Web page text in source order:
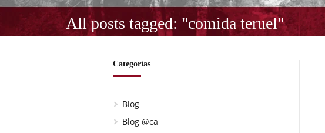
All posts tagged: "comida teruel"
Categorías
Blog
Blog @ca